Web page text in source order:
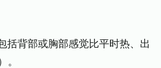
括背部或胸部感觉比平时热、出